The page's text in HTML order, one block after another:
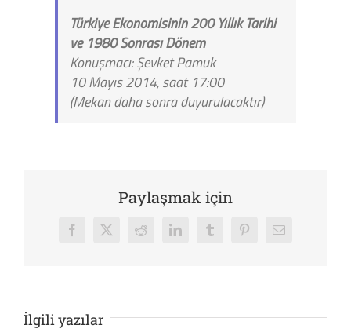
Türkiye Ekonomisinin 200 Yıllık Tarihi
ve 1980 Sonrası Dönem
Konuşmacı: Şevket Pamuk
10 Mayıs 2014, saat 17:00
(Mekan daha sonra duyurulacaktır)
Paylaşmak için
Facebook
X Reddit LinkedInTumblrPinterest
E-
İlgili yazılar